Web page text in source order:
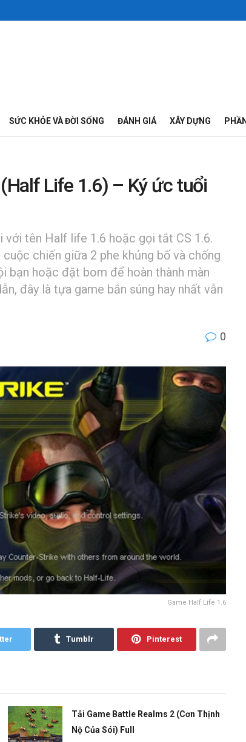
SỨC KHỎE VÀ ĐỜI SỐNG ĐÁNH GIÁ XÂY DỰNG
Life 1.6) – Ký ức tuổi
tên Half life 1.6 hoặc gọi tắt CS 1.6.
chiến giữa 2 phe khủng bố và chống
bạn hoặc đặt bom để hoàn thành màn
đây là tựa game bắn súng hay nhất vẫn
0
Game Half Life 1.6
Tumblr Pinterest
Tải Game Battle Realms 2 (Cơn Thịnh
Nộ Của Sói) Full